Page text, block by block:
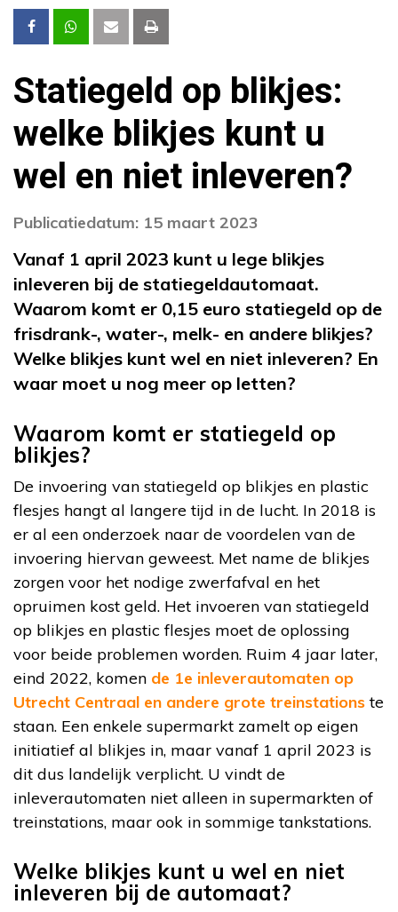
Statiegeld op blikjes:
welke blikjes kunt u
wel en niet inleveren?
Publicatiedatum: 15 maart 2023
Vanaf 1 april 2023 kunt u lege blikjes
inleveren bij de statiegeldautomaat.
Waarom komt er 0,15 euro statiegeld op de
frisdrank-, water-, melk- en andere blikjes?
Welke blikjes kunt wel en niet inleveren? En
waar moet u nog meer op letten?
Waarom komt er statiegeld op
blikjes?
De invoering van statiegeld op blikjes en plastic
flesjes hangt al langere tijd in de lucht. In 2018 is
er al een onderzoek naar de voordelen van de
invoering hiervan geweest. Met name de blikjes
zorgen voor het nodige zwerfafval en het
opruimen kost geld. Het invoeren van statiegeld
op blikjes en plastic flesjes moet de oplossing
voor beide problemen worden. Ruim 4 jaar later,
eind 2022, komen de 1e inleverautomaten op
Utrecht Centraal en andere grote treinstationste
staan. Een enkele supermarkt zamelt op eigen
initiatief al blikjes in, maar vanaf 1 april 2023 is
dit dus landelijk verplicht. U vindt de
inleverautomaten niet alleen in supermarkten of
treinstations, maar ook in sommige tankstations.
Welke blikjes kunt u wel en niet
inleveren bij de automaat?